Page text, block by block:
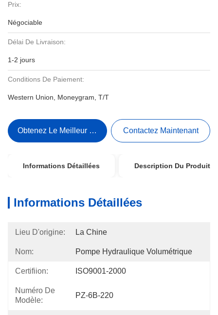
Prix:
Négociable
Délai De Livraison:
1-2 jours
Conditions De Paiement:
Western Union, Moneygram, T/T
Obtenez Le Meilleur Prix Contactez Maintenant
Informations Détaillées Description Du Produit
Informations Détaillées
Lieu D'origine: La Chine
Nom: Pompe Hydraulique Volumétrique
Certifiion: ISO9001-2000
Numéro De
Modèle:
PZ-6B-220